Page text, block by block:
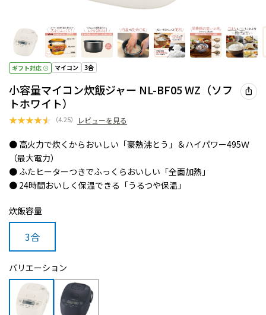
ギフト対応 マイコン 3合
小容量マイコン炊飯ジャー NL-BF05 WZ（ソフ
トホワイト）
★★★★★ （4.25） レビューを見る
● 高火力で炊くからおいしい「豪熱沸とう」＆ハイパワー495Ｗ
（最大電力）
● ふたヒーターつきでふっくらおいしい「全面加熱」
● 24時間おいしく保温できる「うるつや保温」
炊飯容量
3合
バリエーション